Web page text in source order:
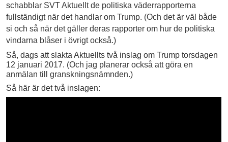
schabblar SVT Aktuellt de politiska väderrapporterna
fullständigt när det handlar om Trump. (Och det är väl både
si och så när det gäller deras rapporter om hur de politiska
vindarna blåser i övrigt också.)
Så, dags att slakta Aktuellts två inslag om Trump torsdagen
12 januari 2017. (Och jag planerar också att göra en
anmälan till granskningsnämnden.)
Så här är det två inslagen: